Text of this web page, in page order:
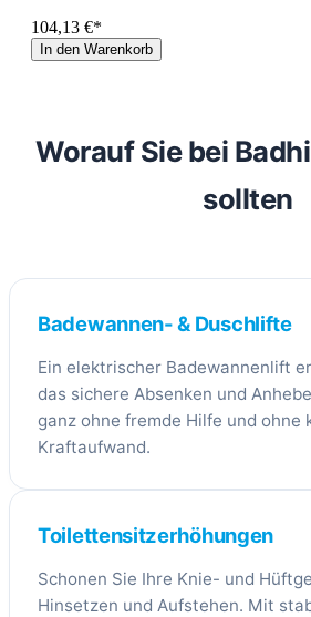
104,13 €*
In den Warenkorb
Worauf Sie bei
sollten
Badewannen- & Duschlifte
Ein elektrischer Badewannenlift
das sichere Absenken und
ganz ohne fremde Hilfe und ohne
Kraftaufwand.
Toilettensitzerhöhungen
Schonen Sie Ihre Knie- und
Hinsetzen und Aufstehen. Mit